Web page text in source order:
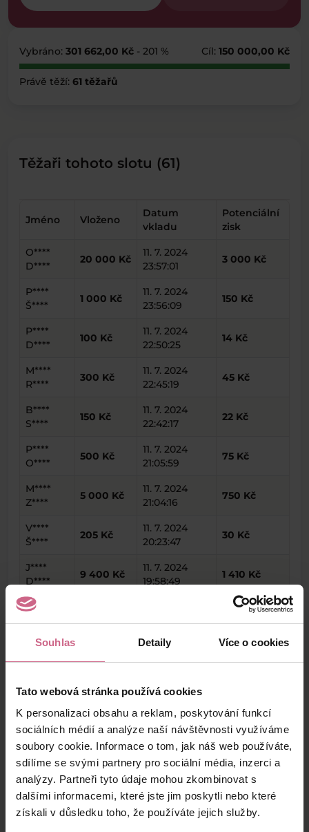
Souhlas Detaily Více o cookies
Tato webová stránka používá cookies
K personalizaci obsahu a reklam, poskytování funkcí
sociálních médií a analýze naší návštěvnosti využíváme
soubory cookie. Informace o tom, jak náš web používáte,
sdílíme se svými partnery pro sociální média, inzerci a
analýzy. Partneři tyto údaje mohou zkombinovat s
dalšími informacemi, které jste jim poskytli nebo které
získali v důsledku toho, že používáte jejich služby.
Vybráno: 301 662,00 Kč - 201 % Cíl: 150 000,00 Kč
Právě těží: 61 těžařů
Těžaři tohoto slotu (61)
Jméno Vloženo
Datum
vkladu
Potenciální
zisk
O****
D****
20 000 Kč
11. 7. 2024
23:57:01
3 000 Kč
P****
Š****
1 000 Kč
11. 7. 2024
23:56:09
150 Kč
P****
D****
100 Kč
11. 7. 2024
22:50:25
14 Kč
M****
R****
300 Kč
11. 7. 2024
22:45:19
45 Kč
B****
S****
150 Kč
11. 7. 2024
22:42:17
22 Kč
P****
O****
500 Kč
11. 7. 2024
21:05:59
75 Kč
M****
Z****
5 000 Kč
11. 7. 2024
21:04:16
750 Kč
V****
Š****
205 Kč
11. 7. 2024
20:23:47
30 Kč
J****
D****
9 400 Kč
11. 7. 2024
19:58:49
1 410 Kč
T****
V****
19:45:19
64 Kč
keyboard_arrow_left 1 2 … 7 keyboard_arrow_right
Výsledky těžby
Aktuální výsledek
7 215,45 Kč